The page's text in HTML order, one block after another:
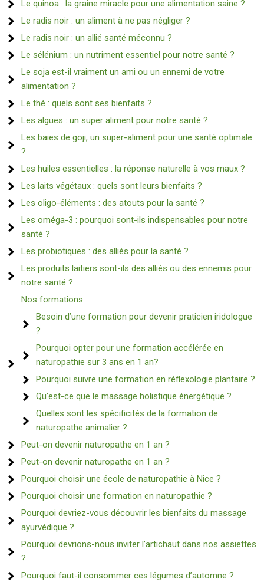
Le quinoa : la graine miracle pour une alimentation saine ?
Le radis noir : un aliment à ne pas négliger ?
Le radis noir : un allié santé méconnu ?
Le sélénium : un nutriment essentiel pour notre santé ?
Le soja est-il vraiment un ami ou un ennemi de votre
alimentation ?
Le thé : quels sont ses bienfaits ?
Les algues : un super aliment pour notre santé ?
Les baies de goji, un super-aliment pour une santé optimale
?
Les huiles essentielles : la réponse naturelle à vos maux ?
Les laits végétaux : quels sont leurs bienfaits ?
Les oligo-éléments : des atouts pour la santé ?
Les oméga-3 : pourquoi sont-ils indispensables pour notre
santé ?
Les probiotiques : des alliés pour la santé ?
Les produits laitiers sont-ils des alliés ou des ennemis pour
notre santé ?
Nos formations
Besoin d’une formation pour devenir praticien iridologue
?
Pourquoi opter pour une formation accélérée en
naturopathie sur 3 ans en 1 an?
Pourquoi suivre une formation en réflexologie plantaire ?
Qu’est-ce que le massage holistique énergétique ?
Quelles sont les spécificités de la formation de
naturopathe animalier ?
Peut-on devenir naturopathe en 1 an ?
Peut-on devenir naturopathe en 1 an ?
Pourquoi choisir une école de naturopathie à Nice ?
Pourquoi choisir une formation en naturopathie ?
Pourquoi devriez-vous découvrir les bienfaits du massage
ayurvédique ?
Pourquoi devrions-nous inviter l’artichaut dans nos assiettes
?
Pourquoi faut-il consommer ces légumes d’automne ?